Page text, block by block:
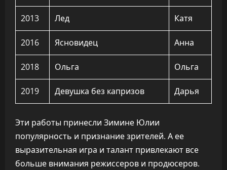
2013 Лед Катя
2016 Ясновидец Анна
2018 Ольга Ольга
2019 Девушка без капризов Дарья
Эти работы принесли Зимине Юлии
популярность и признание зрителей. А ее
выразительная игра и талант привлекают все
больше внимания режиссеров и продюсеров.